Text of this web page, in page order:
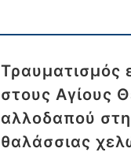
Τραυματισμός
στους Αγίους
αλλοδαπού
θαλάσσιας